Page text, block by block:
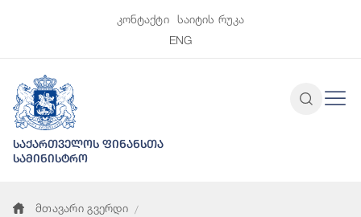
კონტაქტი
საიტის რუკა
ENG
საქართველოს ფინანსთა
სამინისტრო
მთავარი გვერდი